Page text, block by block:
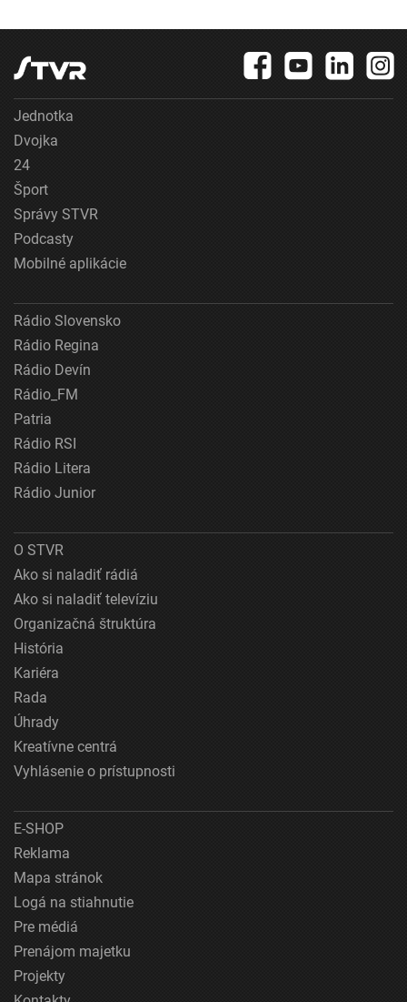
Jednotka
Dvojka
24
Šport
Správy STVR
Podcasty
Mobilné aplikácie
Rádio Slovensko
Rádio Regina
Rádio Devín
Rádio_FM
Patria
Rádio RSI
Rádio Litera
Rádio Junior
O STVR
Ako si naladiť rádiá
Ako si naladiť televíziu
Organizačná štruktúra
História
Kariéra
Rada
Úhrady
Kreatívne centrá
Vyhlásenie o prístupnosti
E-SHOP
Reklama
Mapa stránok
Logá na stiahnutie
Pre médiá
Prenájom majetku
Projekty